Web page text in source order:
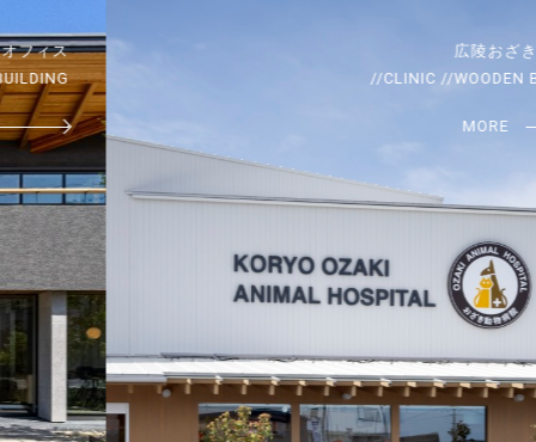
広陵おざき動物病院
//CLINIC //WOODEN BUILDING